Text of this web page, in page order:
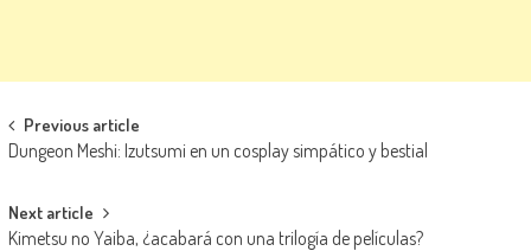
Navegación de entradas
Previous article
Dungeon Meshi: Izutsumi en un cosplay simpático y bestial
Next article
Kimetsu no Yaiba, ¿acabará con una trilogía de películas?